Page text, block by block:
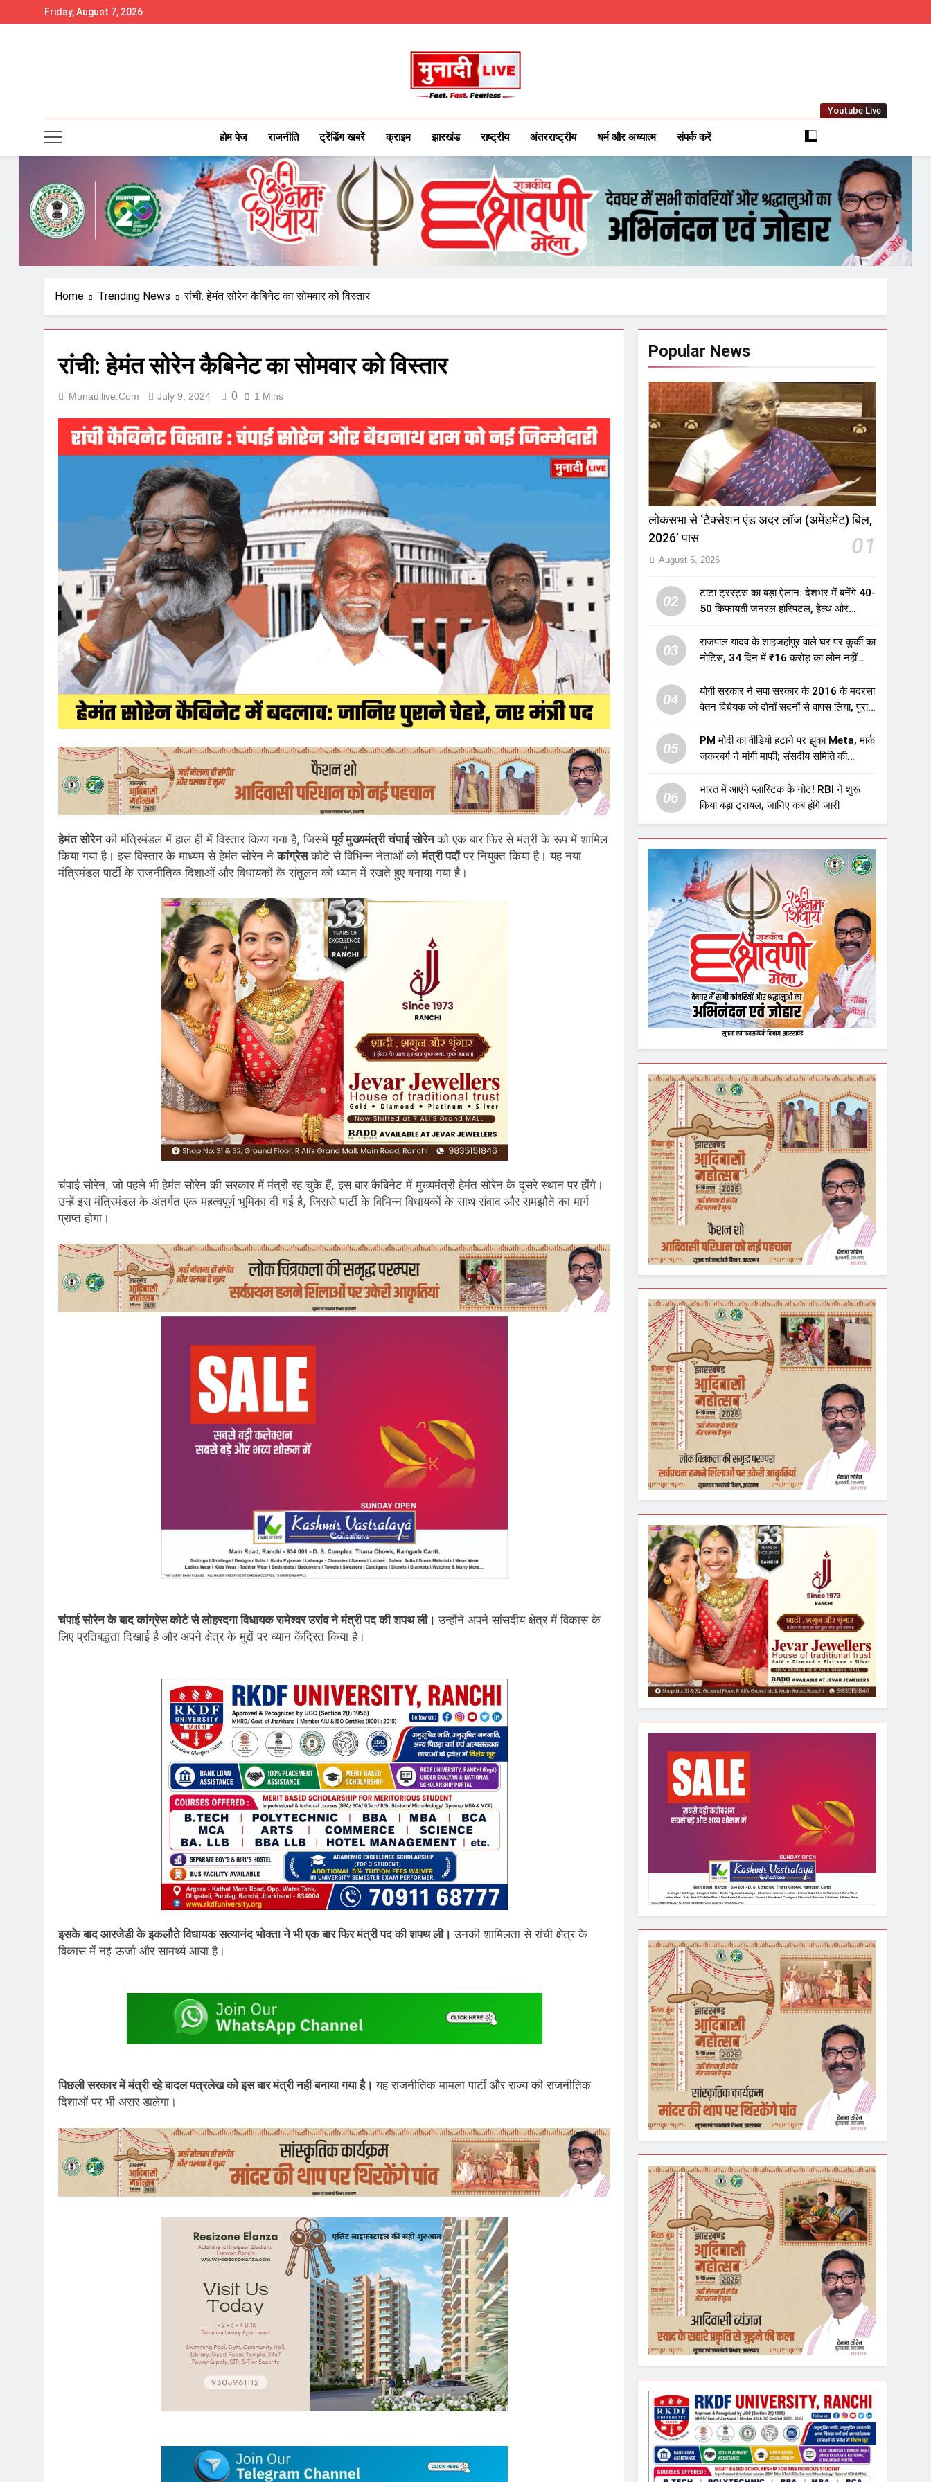
to
Friday, August 7, 2026
Munadilive.com
Munadi Live – Jharkhand's Leading Local News Network
Youtube Live
होम पेज राजनीति ट्रेंडिंग खबरें क्राइम झारखंड राष्ट्रीय अंतरराष्ट्रीय धर्म और अध्यात्म संपर्क करें
Home Trending News रांची: हेमंत सोरेन कैबिनेट का सोमवार को विस्तार
रांची: हेमंत सोरेन कैबिनेट का सोमवार को विस्तार
Munadilive.com July 9, 2024 0 1 Mins
हेमंत सोरेनकी मंत्रिमंडल में हाल ही में विस्तार किया गया है, जिसमेंपूर्व मुख्यमंत्री चंपाई सोरेनको एक बार फिर से मंत्री के रूप में शामिल
किया गया है। इस विस्तार के माध्यम से हेमंत सोरेन नेकांग्रेसकोटे से विभिन्न नेताओं कोमंत्री पदोंपर नियुक्त किया है। यह नया
मंत्रिमंडल पार्टी के राजनीतिक दिशाओं और विधायकों के संतुलन को ध्यान में रखते हुए बनाया गया है।
चंपाई सोरेन, जो पहले भी हेमंत सोरेन की सरकार में मंत्री रह चुके हैं, इस बार कैबिनेट में मुख्यमंत्री हेमंत सोरेन के दूसरे स्थान पर होंगे।
उन्हें इस मंत्रिमंडल के अंतर्गत एक महत्वपूर्ण भूमिका दी गई है, जिससे पार्टी के विभिन्न विधायकों के साथ संवाद और समझौते का मार्ग
प्राप्त होगा।
चंपाई सोरेन के बाद कांग्रेस कोटे से लोहरदगा विधायक रामेश्वर उरांव ने मंत्री पद की शपथ ली। उन्होंने अपने सांसदीय क्षेत्र में विकास के
लिए प्रतिबद्धता दिखाई है और अपने क्षेत्र के मुद्दों पर ध्यान केंद्रित किया है।
इसके बाद आरजेडी के इकलौते विधायक सत्यानंद भोक्ता ने भी एक बार फिर मंत्री पद की शपथ ली। उनकी शामिलता से रांची क्षेत्र के
विकास में नई ऊर्जा और सामर्थ्य आया है।
पिछली सरकार में मंत्री रहे बादल पत्रलेख को इस बार मंत्री नहीं बनाया गया है। यह राजनीतिक मामला पार्टी और राज्य की राजनीतिक
दिशाओं पर भी असर डालेगा।
Popular News
लोकसभा से ‘टैक्सेशन एंड अदर लॉज (अमेंडमेंट) बिल,
2026’ पास
01
August 6, 2026
02
टाटा ट्रस्ट्स का बड़ा ऐलान: देशभर में बनेंगे 40-
50 किफायती जनरल हॉस्पिटल, हेल्थ और
03
राजपाल यादव के शाहजहांपुर वाले घर पर कुर्की का
नोटिस, 34 दिन में ₹16 करोड़ का लोन नहीं
04
योगी सरकार ने सपा सरकार के 2016 के मदरसा
वेतन विधेयक को दोनों सदनों से वापस लिया, पुराने
उठाए सवाल
05
PM मोदी का वीडियो हटाने पर झुका Meta, मार्क
जकरबर्ग ने मांगी माफी; संसदीय समिति की
06
भारत में आएंगे प्लास्टिक के नोट! RBI ने शुरू
किया बड़ा ट्रायल, जानिए कब होंगे जारी